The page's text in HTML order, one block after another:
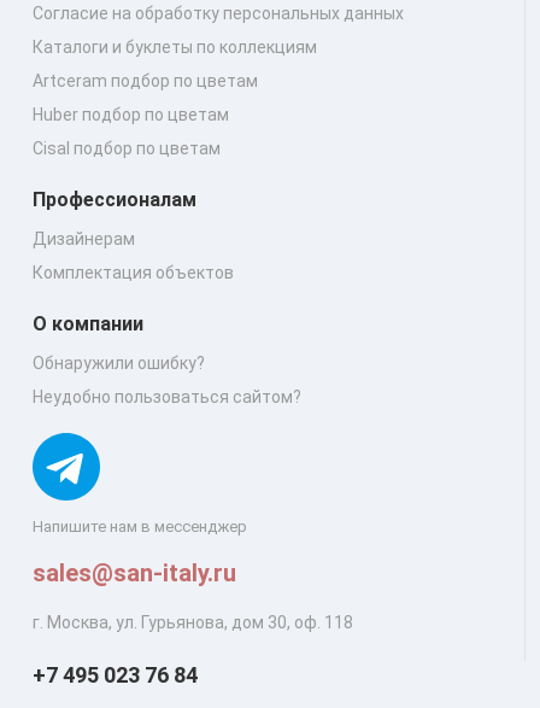
Напишите нам в мессенджер
sales@san-italy.ru
г. Москва, ул. Гурьянова, дом 30, оф. 118
Согласие на обработку персональных данных
Каталоги и буклеты по коллекциям
Artceram подбор по цветам
Huber подбор по цветам
Cisal подбор по цветам
Профессионалам
Дизайнерам
Комплектация объектов
О компании
Обнаружили ошибку?
Неудобно пользоваться сайтом?
+7 495 023 76 84